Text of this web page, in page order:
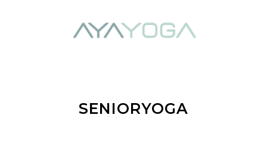
SENIORYOGA